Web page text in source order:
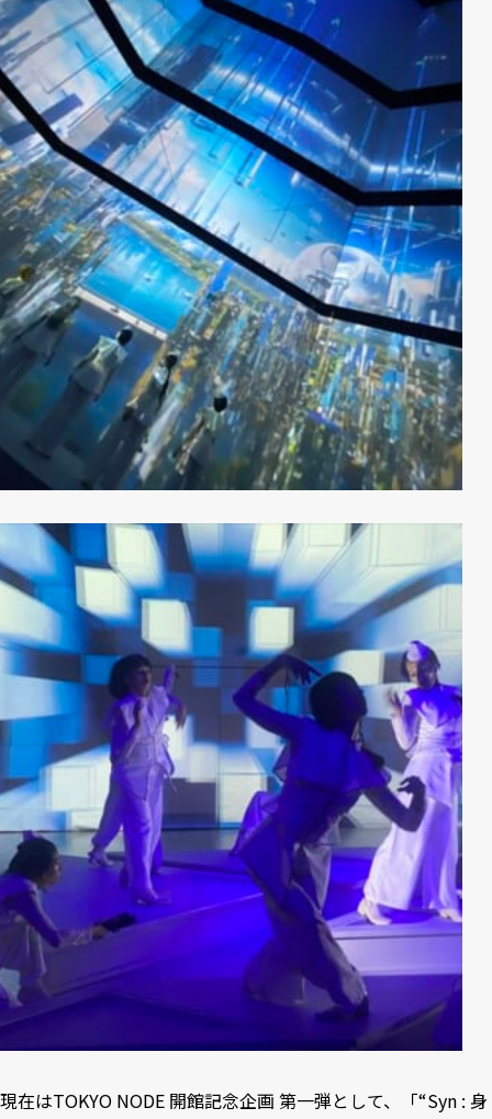
現在はTOKYO NODE 開館記念企画 第一弾として、「“Syn : 身